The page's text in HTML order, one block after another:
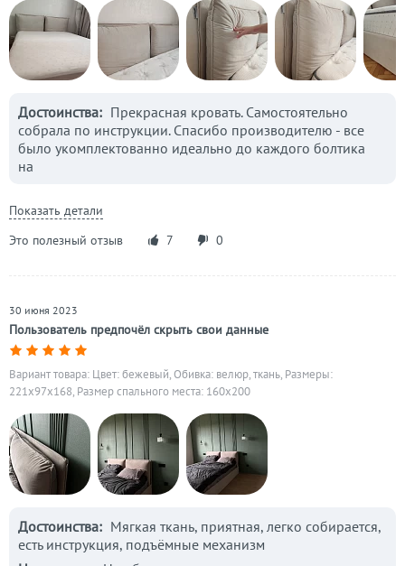
Достоинства: Прекрасная кровать. Самостоятельно
собрала по инструкции. Спасибо производителю - все
было укомплектованно идеально до каждого болтика
на
Показать детали
Это полезный отзыв
7 0
Пользователь предпочёл скрыть свои данные
30 июня 2023
Вариант товара: Цвет: бежевый, Обивка: велюр, ткань, Размеры:
221x97x168, Размер спального места: 160х200
Достоинства: Мягкая ткань, приятная, легко собирается,
есть инструкция, подъёмные механизм